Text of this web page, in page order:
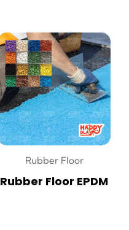
Rubber Floor
Rubber Floor EPDM